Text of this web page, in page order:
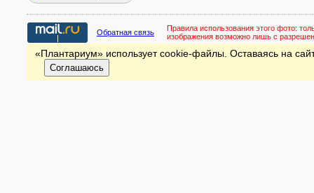
Обратная связь Правила использования этого фото:
изображения возможно лишь с
«Плантариум» использует cookie-файлы. Оставаясь на
Соглашаюсь